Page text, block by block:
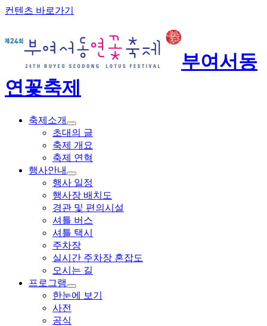
컨텐츠 바로가기
부여서동
연꽃축제
축제소개
초대의 글
축제 개요
축제 연혁
행사안내
행사 일정
행사장 배치도
경관 및 편의시설
셔틀 버스
셔틀 택시
주차장
실시간 주차장 혼잡도
오시는 길
프로그램
한눈에 보기
사전
공식